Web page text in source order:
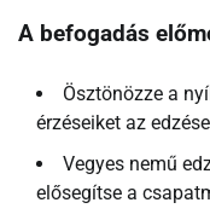
A befogadás
Ösztönözze a
érzéseiket az
Vegyes nemű
elősegítse a